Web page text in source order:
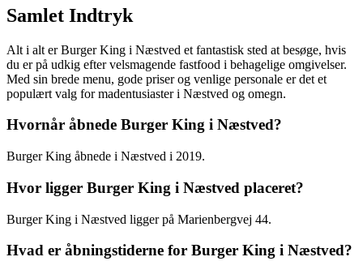
Samlet Indtryk
Alt i alt er Burger King i Næstved et fantastisk sted at besøge, hvis
du er på udkig efter velsmagende fastfood i behagelige omgivelser.
Med sin brede menu, gode priser og venlige personale er det et
populært valg for madentusiaster i Næstved og omegn.
Hvornår åbnede Burger King i Næstved?
Burger King åbnede i Næstved i 2019.
Hvor ligger Burger King i Næstved placeret?
Burger King i Næstved ligger på Marienbergvej 44.
Hvad er åbningstiderne for Burger King i Næstved?